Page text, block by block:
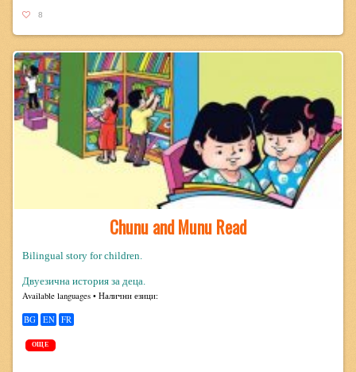
8
Chunu and Munu Read
Bilingual story for children.
Двуезична история за деца.
Avail­able lan­guages • Налични езици:
BG EN FR
ОЩЕ